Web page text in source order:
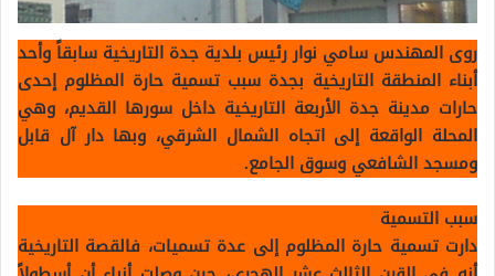
روى المهندس سامي نوار رئيس بلدية جدة التاريخية سابقاً وأحد
أبناء المنطقة التاريخية بجدة سبب تسمية حارة المظلوم إحدى
حارات مدينة جدة الأربعة التاريخية داخل سورها القديم، وهي
المحلة الواقعة إلى اتجاه الشمال الشرقي، وبها دار آل قابل
ومسجد الشافعي وسوق الجامع.
سبب التسمية
دارت تسمية حارة المظلوم إلى عدة تسميات، فالقصة التاريخية